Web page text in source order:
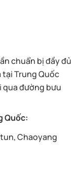
chuẩn bị đầy đủ
tại Trung Quốc
qua đường bưu
Quốc:
Chaoyang